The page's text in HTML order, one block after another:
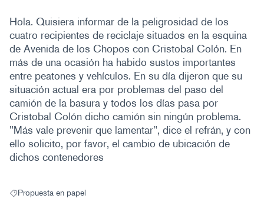
Hola. Quisiera informar de la peligrosidad de los
cuatro recipientes de reciclaje situados en la esquina
de Avenida de los Chopos con Cristobal Colón. En
más de una ocasión ha habido sustos importantes
entre peatones y vehículos. En su día dijeron que su
situación actual era por problemas del paso del
camión de la basura y todos los días pasa por
Cristobal Colón dicho camión sin ningún problema.
"Más vale prevenir que lamentar", dice el refrán, y con
ello solicito, por favor, el cambio de ubicación de
dichos contenedores
Resultados al filtrar por: Propuesta en papel
Propuesta en papel